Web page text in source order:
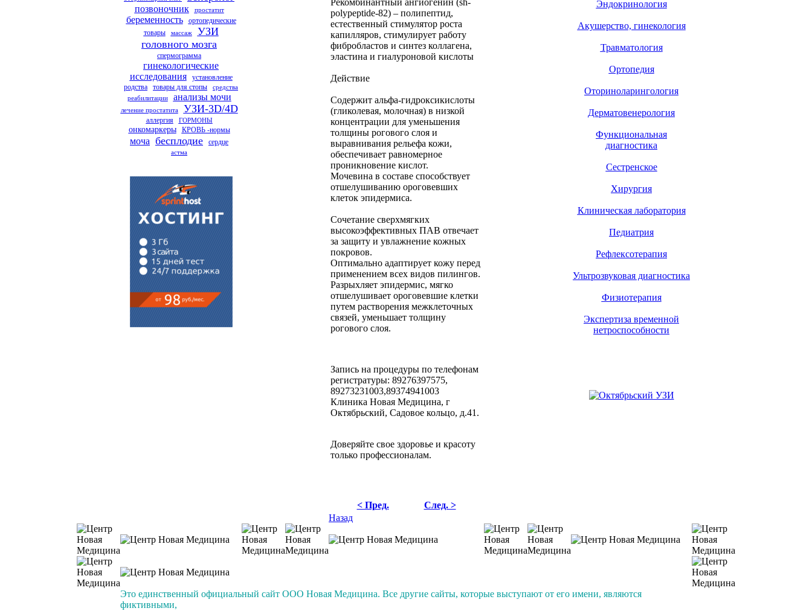
позвоночник простатит
беременность
ортопедические
товары
массаж
УЗИ
головного мозга
спермограмма
гинекологические
исследования
установление
родства
товары для стопы
средства
реабилитации
анализы мочи
лечение простатита УЗИ-3D/4D
аллергия ГОРМОНЫ
онкомаркеры КРОВЬ -нормы
моча бесплодие сердце
астма
Рекомбинантный ангиогенин (sh-
polypeptide-82) – полипептид,
естественный стимулятор роста
капилляров, стимулирует работу
фибробластов и синтез коллагена,
эластина и гиалуроновой кислоты
Действие
Содержит альфа-гидроксикислоты
(гликолевая, молочная) в низкой
концентрации для уменьшения
толщины рогового слоя и
выравнивания рельефа кожи,
обеспечивает равномерное
проникновение кислот.
Мочевина в составе способствует
отшелушиванию ороговевших
клеток эпидермиса.
Сочетание сверхмягких
высокоэффективных ПАВ отвечает
за защиту и увлажнение кожных
покровов.
Оптимально адаптирует кожу перед
применением всех видов пилингов.
Разрыхляет эпидермис, мягко
отшелушивает ороговевшие клетки
путем растворения межклеточных
связей, уменьшает толщину
рогового слоя.
Запись на процедуры по телефонам
регистратуры: 89276397575,
89273231003,89374941003
Клиника Новая Медицина, г
Октябрьский, Садовое кольцо, д.41.
Доверяйте свое здоровье и красоту
только профессионалам.
< Пред.
След. >
Назад
Эндокринология
Акушерство, гинекология
Травматология
Ортопедия
Оториноларингология
Дерматовенерология
Функциональная
диагностика
Сестренское
Хирургия
Клиническая лаборатория
Педиатрия
Рефлексотерапия
Ультрозвуковая диагностика
Физиотерапия
Экспертиза временной
нетроспособности
Это единственный официальный сайт ООО Новая Медицина. Все другие сайты, которые выступают от его имени, являются
фиктивными,